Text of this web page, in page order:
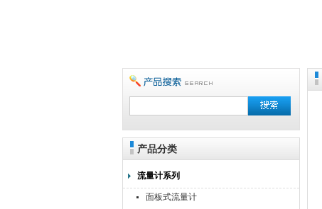
产品分类
流量计系列
面板式流量计